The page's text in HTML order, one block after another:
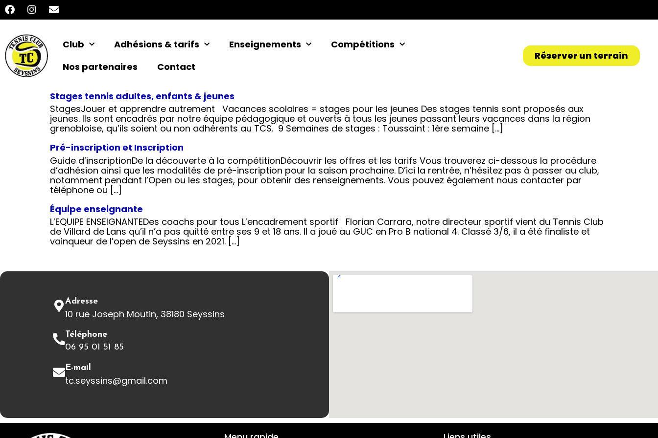
Club Adhésions & tarifs Enseignements
Compétitions
Nos partenaires
Contact
Réserver un terrain
Stages tennis adultes, enfants & jeunes
StagesJouer et apprendre autrement Vacances scolaires = stages pour les jeunes Des stages tennis sont proposés aux
jeunes. Ils sont encadrés par notre équipe pédagogique et ouverts à tous les jeunes passant leurs vacances dans la région
grenobloise, qu’ils soient ou non adhérents au TCS. 9 Semaines de stages : Toussaint : 1ère semaine […]
Pré-inscription et Inscription
Guide d’inscriptionDe la découverte à la compétitionDécouvrir les offres et les tarifs Vous trouverez ci-dessous la procédure
d’adhésion ainsi que les modalités de pré-inscription pour la saison prochaine. D’ici la rentrée, n’hésitez pas à passer au club,
notamment pendant l’Open ou les stages, pour obtenir des renseignements. Vous pouvez également nous contacter par
téléphone ou […]
Équipe enseignante
L’EQUIPE ENSEIGNANTEDes coachs pour tous L’encadrement sportif Florian Carrara, notre directeur sportif vient du Tennis Club
de Villard de Lans qu’il n’a pas quitté entre ses 9 et 18 ans. Il a joué au GUC en Pro B national 4. Classé 3/6, il a été finaliste et
vainqueur de l’open de Seyssins en 2021. […]
Adresse
10 rue Joseph Moutin, 38180 Seyssins
Téléphone
06 95 01 51 85
E-mail
tc.seyssins@gmail.com